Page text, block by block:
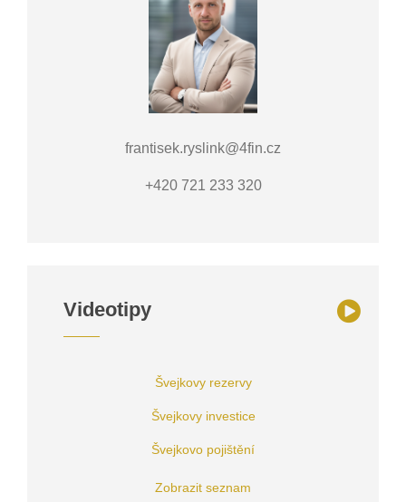
frantisek.ryslink@4fin.cz
+420 721 233 320
Videotipy
Švejkovy rezervy
Švejkovy investice
Švejkovo pojištění
Zobrazit seznam